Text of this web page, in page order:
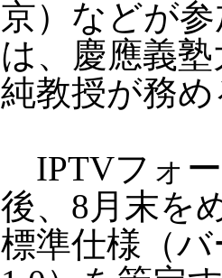
京）などが
は、慶應義
純教授が務
IPTVフォ
後、8月末を
標準仕様（